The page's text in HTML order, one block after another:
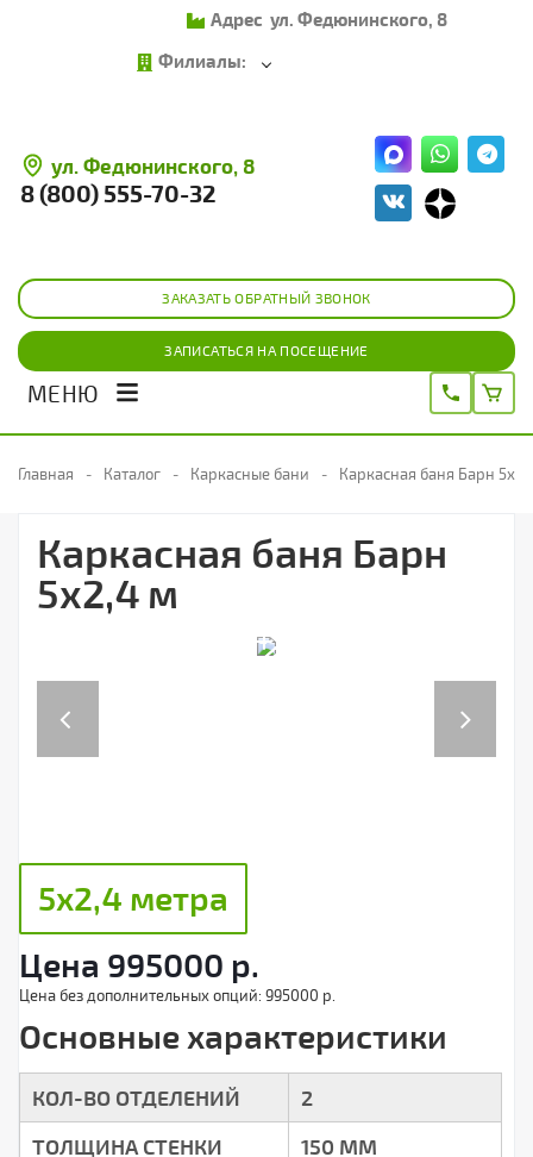
Адрес ул. Федюнинского, 8
Филиалы:
ул. Федюнинского, 8
8 (800) 555-70-32
ЗАКАЗАТЬ ОБРАТНЫЙ ЗВОНОК
ЗАПИСАТЬСЯ НА ПОСЕЩЕНИЕ
МЕНЮ
Главная Каталог Каркасные бани Каркасная баня Барн
Каркасная баня Барн
5х2,4 м
5х2,4 метра
Цена 995000 р.
Цена без дополнительных опций: 995000 р.
Основные характеристики
КОЛ-ВО ОТДЕЛЕНИЙ
2
ТОЛЩИНА СТЕНКИ
150 ММ